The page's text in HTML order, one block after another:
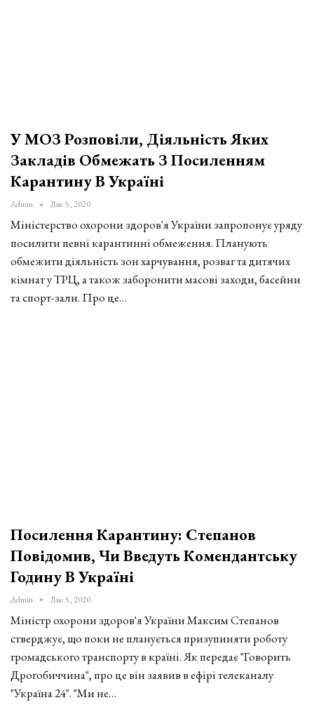
У МОЗ Розповіли, Діяльність Яких
Закладів Обмежать З Посиленням
Карантину В Україні
Admin Лис 5, 2020
Міністерство охорони здоров'я України запропонує уряду
посилити певні карантинні обмеження. Планують
обмежити діяльність зон харчування, розваг та дитячих
кімнат у ТРЦ, а також заборонити масові заходи, басейни
та спорт-зали. Про це…
Посилення Карантину: Степанов
Повідомив, Чи Введуть Комендантську
Годину В Україні
Admin Лис 5, 2020
Міністр охорони здоров'я України Максим Степанов
стверджує, що поки не планується призупиняти роботу
громадського транспорту в країні. Як передає "Говорить
Дрогобиччина", про це він заявив в ефірі телеканалу
"Україна 24". "Ми не…